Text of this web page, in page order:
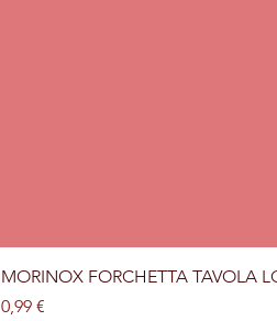
MORINOX FORCHETTA TAVOLA
Prezzo
0,99 €